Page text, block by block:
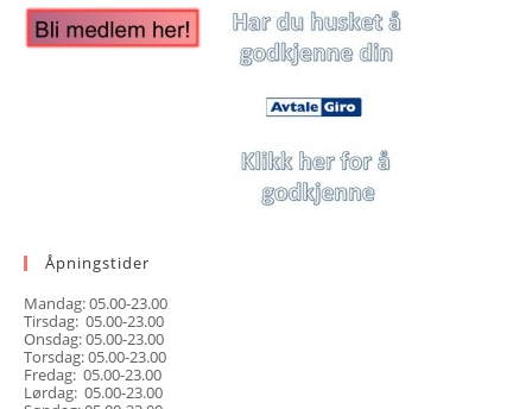
Åpningstider
Mandag: 05.00-23.00
Tirsdag: 05.00-23.00
Onsdag: 05.00-23.00
Torsdag: 05.00-23.00
Fredag: 05.00-23.00
Lørdag: 05.00-23.00